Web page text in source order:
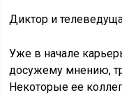
Диктор и
Уже в начале
досужему мнению,
Некоторые ее